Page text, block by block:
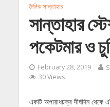
দৈনিক সান্তাহার
সান্তাহার
পকেটমার ও
February 28, 2019
30 Views
একটি অপারাধচক্র দীর্ঘদিন থেকে